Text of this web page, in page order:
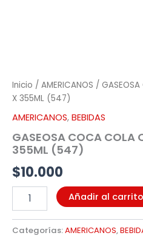
Inicio / AMERICANOS / GASEOSA
X 355ML (547)
AMERICANOS, BEBIDAS
GASEOSA COCA COLA
355ML (547)
$10.000
Añadir al carrito
Categorías:AMERICANOS,